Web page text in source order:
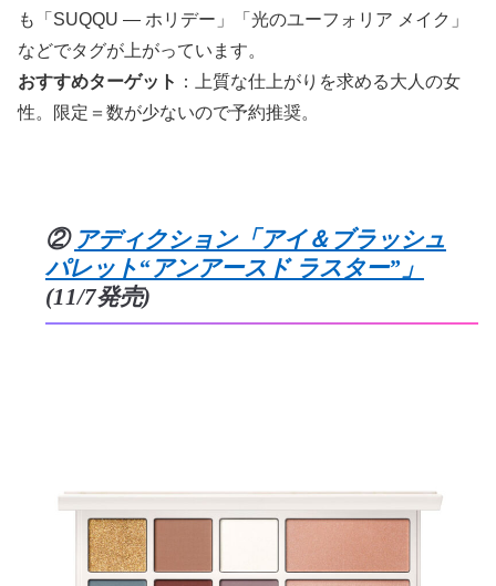
も「SUQQU ― ホリデー」「光のユーフォリア メイク」
などでタグが上がっています。
おすすめターゲット ：上質な仕上がりを求める大人の女
性。限定＝数が少ないので予約推奨。
② アディクション「アイ＆ブラッシュ
パレット“アンアースド ラスター”」
(11/7発売)